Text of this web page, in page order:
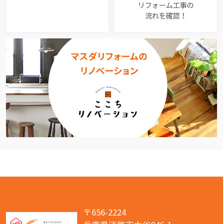
リフォーム工事の
流れを確認！
〒656-2224